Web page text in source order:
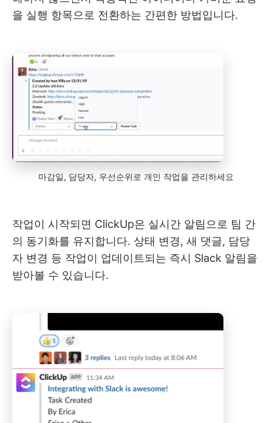
을 실행 항목으로 전환하는 간편한 방법입니다.
마감일, 담당자, 우선순위로 개인 작업을 관리하세요
작업이 시작되면 ClickUp은 실시간 알림으로 팀 간
의 동기화를 유지합니다. 상태 변경, 새 댓글, 담당
자 변경 등 작업이 업데이트되는 즉시 Slack 알림을
받아볼 수 있습니다.